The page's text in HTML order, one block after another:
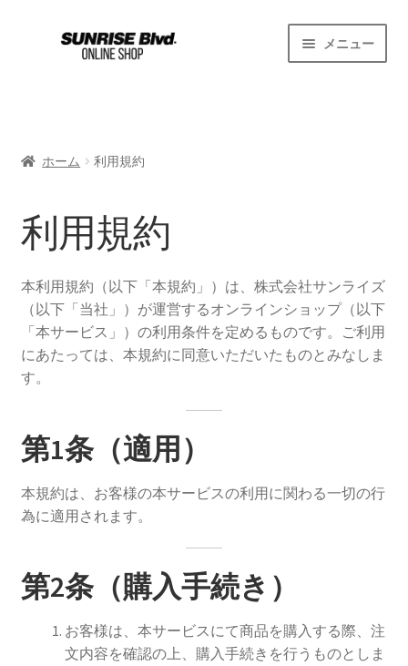
ン
ス
キ
プ
ス
ッ
プ
メニュー
プライバシーポリシー
利用規約
支払い
特定商取引法に基づく表示
配送ポリシー
ホーム 利用規約
利用規約
本利用規約（以下「本規約」）は、株式会社サンライズ
（以下「当社」）が運営するオンラインショップ（以下
「本サービス」）の利用条件を定めるものです。ご利用
にあたっては、本規約に同意いただいたものとみなしま
す。
第1条（適用）
本規約は、お客様の本サービスの利用に関わる一切の行
為に適用されます。
第2条（購入手続き）
お客様は、本サービスにて商品を購入する際、注
文内容を確認の上、購入手続きを行うものとしま